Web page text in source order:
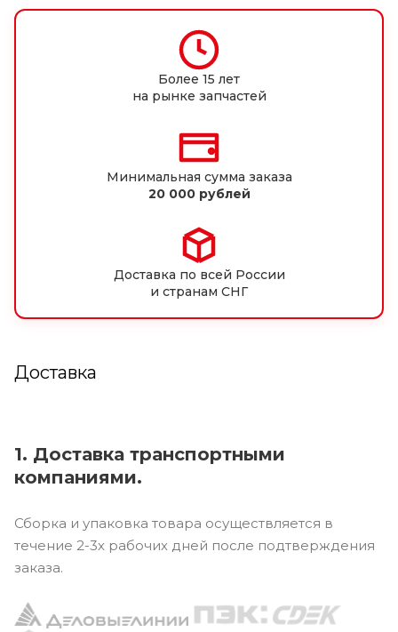
Более 15 лет
на рынке запчастей
Минимальная сумма заказа
20 000 рублей
Доставка по всей России
и странам СНГ
Доставка
1. Доставка транспортными
компаниями.
Сборка и упаковка товара осуществляется в
течение 2-3х рабочих дней после подтверждения
заказа.